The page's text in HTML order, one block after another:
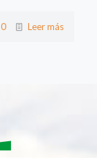
0 Leer más